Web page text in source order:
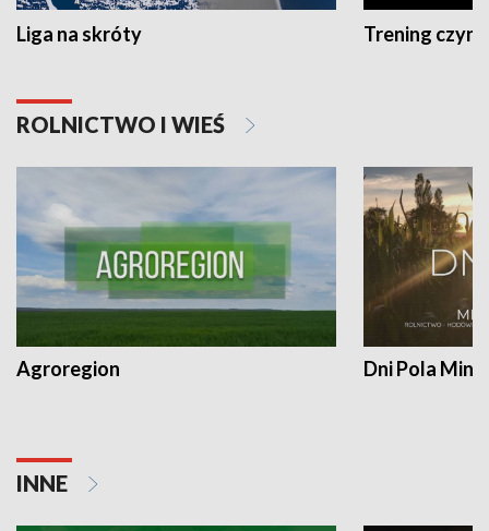
Liga na skróty Trening czyni
ROLNICTWO I WIEŚ
Agroregion Dni Pola
INNE